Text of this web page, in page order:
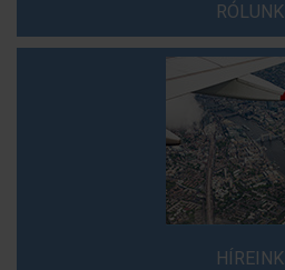
RÓLUNK
HÍREINK